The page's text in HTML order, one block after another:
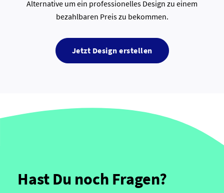
Alternative um ein professionelles Design zu einem
bezahlbaren Preis zu bekommen.
Jetzt Design erstellen
Hast Du noch Fragen?